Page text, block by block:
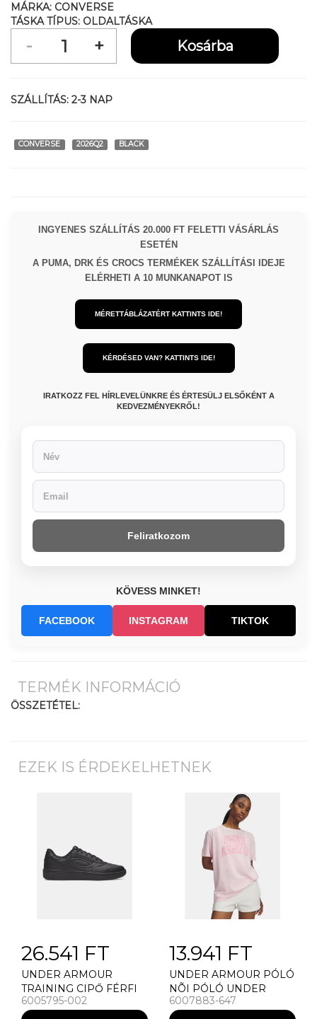
MÁRKA: CONVERSE
TÁSKA TÍPUS: OLDALTÁSKA
SZÁLLÍTÁS: 2-3 NAP
CONVERSE 2026Q2 BLACK
INGYENES SZÁLLÍTÁS 20.000 FT FELETTI VÁSÁRLÁS
ESETÉN
A PUMA, DRK ÉS CROCS TERMÉKEK SZÁLLÍTÁSI IDEJE
ELÉRHETI A 10 MUNKANAPOT IS
MÉRETTÁBLÁZATÉRT KATTINTS IDE!
KÉRDÉSED VAN? KATTINTS IDE!
IRATKOZZ FEL HÍRLEVELÜNKRE ÉS ÉRTESÜLJ ELSŐKÉNT A
KEDVEZMÉNYEKRŐL!
Feliratkozom
KÖVESS MINKET!
FACEBOOK INSTAGRAM TIKTOK
TERMÉK INFORMÁCIÓ
ÖSSZETÉTEL:
EZEK IS ÉRDEKELHETNEK
26.541 FT
UNDER ARMOUR
TRAINING CIPŐ FÉRFI
CIPÕK UNDER
6005795-002
13.941 FT
UNDER ARMOUR PÓLÓ
NÕI PÓLÓ UNDER
ARMOUR RIVAL OS
6007883-647